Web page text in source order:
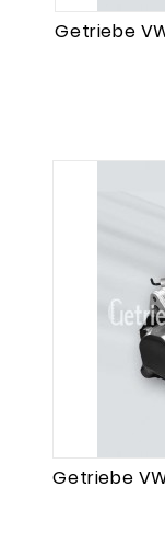
Getriebe
Getriebe